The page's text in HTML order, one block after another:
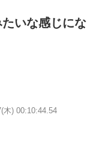
いな感じにな
木) 00:10:44.54